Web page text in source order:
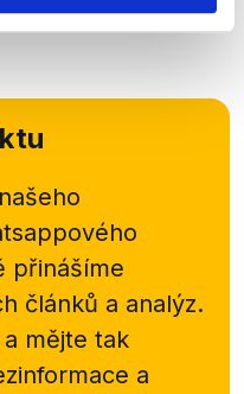
přinášíme
článků a analýz.
mějte tak
a